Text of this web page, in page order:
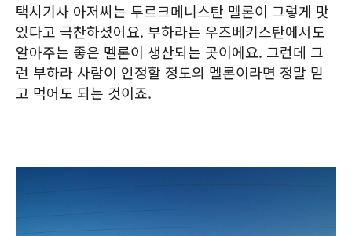
택시기사 아저씨는 투르크메니스탄 멜론이 그렇게 맛
있다고 극찬하셨어요. 부하라는 우즈베키스탄에서도
알아주는 좋은 멜론이 생산되는 곳이에요. 그런데 그
런 부하라 사람이 인정할 정도의 멜론이라면 정말 믿
고 먹어도 되는 것이죠.